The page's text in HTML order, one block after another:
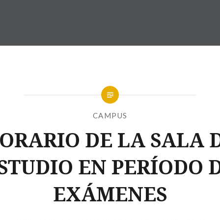
CAMPUS
DE LA SALA
EN PERÍODO
EXÁMENES